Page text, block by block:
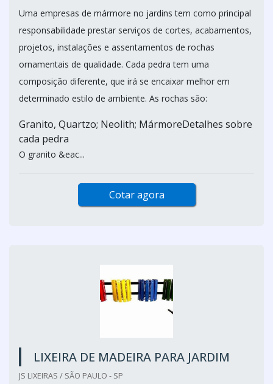
Uma empresas de mármore no jardins tem como principal
responsabilidade prestar serviços de cortes, acabamentos,
projetos, instalações e assentamentos de rochas
ornamentais de qualidade. Cada pedra tem uma
composição diferente, que irá se encaixar melhor em
determinado estilo de ambiente. As rochas são:
Granito, Quartzo; Neolith; MármoreDetalhes sobre
cada pedra
O granito &eac...
Cotar agora
LIXEIRA DE MADEIRA PARA JARDIM
JS LIXEIRAS / SÃO PAULO - SP